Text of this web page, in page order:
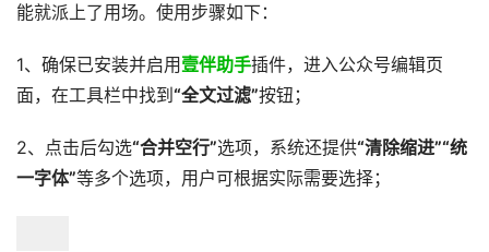
能就派上了用场。使用步骤如下：
1、确保已安装并启用 壹伴助手插件，进入公众号编辑页
面，在工具栏中找到 “全文过滤”按钮；
2、点击后勾选“合并空行”选项，系统还提供“清除缩进”“统
一字体”等多个选项，用户可根据实际需要选择；